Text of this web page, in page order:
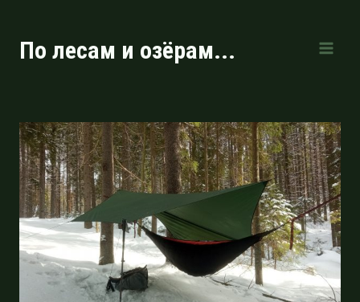
содержимому
По лесам и озёрам...